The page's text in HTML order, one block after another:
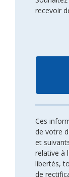
recevoir
Ces
de votre
et
relative à
libertés,
de